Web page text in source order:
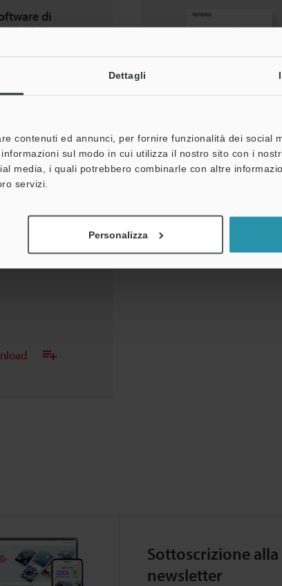
Dettagli
contenuti ed annunci, per fornire funzionalità dei social
sul modo in cui utilizza il nostro sito con i
media, i quali potrebbero combinarle con altre
servizi.
Personalizza
di
delle
Sottoscrizione alla
newsletter